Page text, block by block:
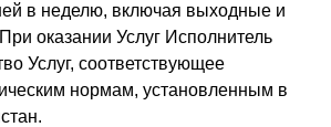
в неделю, включая выходные и
оказании Услуг Исполнитель
Услуг, соответствующее
нормам, установленным в